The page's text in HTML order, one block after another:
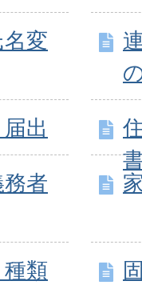
変
出
者
類